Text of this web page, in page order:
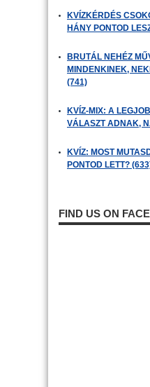
KVÍZKÉRDÉS
HÁNY PONTOD
BRUTÁL NEHÉZ
MINDENKINEK,
(741)
KVÍZ-MIX: A
VÁLASZT ADNAK,
KVÍZ: MOST
PONTOD LETT?
FIND US ON